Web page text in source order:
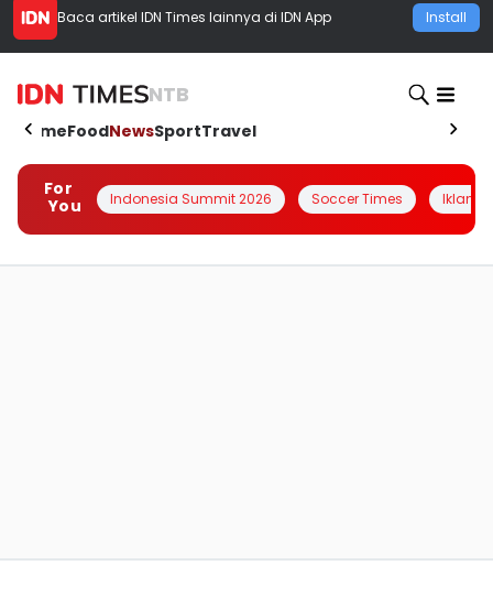
Baca artikel IDN Times lainnya di IDN App Install
NTB
HomeFoodNewsSportTravel
For
You
Indonesia Summit 2026 Soccer Times Iklanin